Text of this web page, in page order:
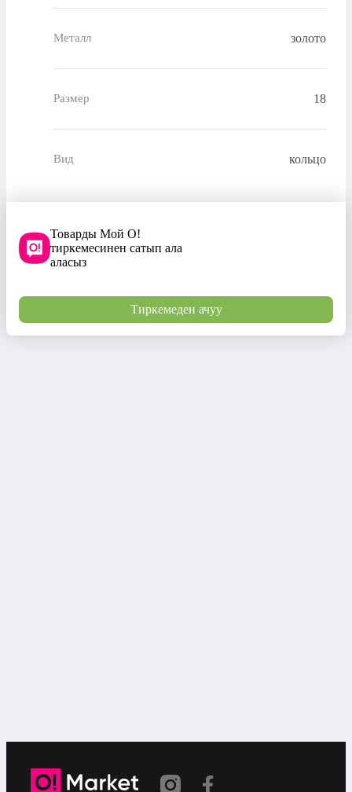
Металл золото
Размер 18
Вид кольцо
Товарды Мой О!
тиркемесинен сатып ала
аласыз
Тиркемеден ачуу